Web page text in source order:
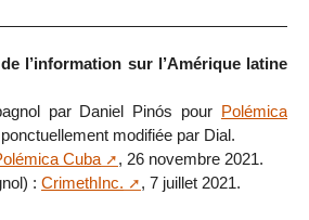
l’information sur l’Amérique latine
par Daniel Pinós pour Polémica
modifiée par Dial.
Cuba
, 26 novembre 2021.
: CrimethInc. , 7 juillet 2021.